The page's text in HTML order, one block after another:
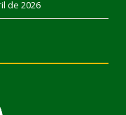
de 2026